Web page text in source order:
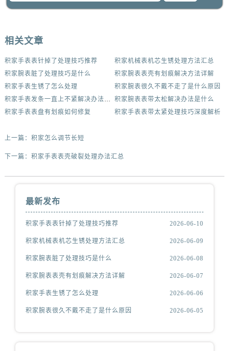
相关文章
积家手表表针掉了处理技巧推荐
积家机械表机芯生锈处理方法汇总
积家腕表脏了处理技巧是什么
积家腕表表壳有划痕解决方法详解
积家手表生锈了怎么处理
积家腕表很久不戴不走了是什么原因
积家手表发条一直上不紧解决办法集锦
积家腕表表带太松解决办法是什么
积家手表表盘有划痕如何修复
积家手表表带太紧处理技巧深度解析
上一篇： 积家怎么调节长短
下一篇： 积家手表表壳破裂处理办法汇总
最新发布
积家手表表针掉了处理技巧推荐 2026-06-10
积家机械表机芯生锈处理方法汇总 2026-06-09
积家腕表脏了处理技巧是什么 2026-06-08
积家腕表表壳有划痕解决方法详解 2026-06-07
积家手表生锈了怎么处理 2026-06-06
积家腕表很久不戴不走了是什么原因 2026-06-05